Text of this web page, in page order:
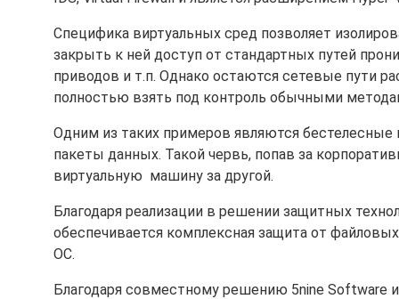
Специфика виртуальных сред позволяет
закрыть к ней доступ от стандартных путей
приводов и т.п. Однако остаются сетевые пути
полностью взять под контроль обычными
Одним из таких примеров являются
пакеты данных. Такой червь, попав за
виртуальную машину за другой.
Благодаря реализации в решении защитных
обеспечивается комплексная защита от
ОС.
Благодаря совместному решению 5nine Software